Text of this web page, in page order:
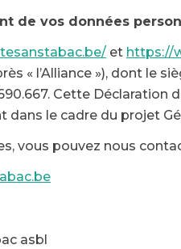
de vos données
et https://
« l’Alliance »), dont le
Cette Déclaration
le cadre du projet
vous pouvez nous
asbl